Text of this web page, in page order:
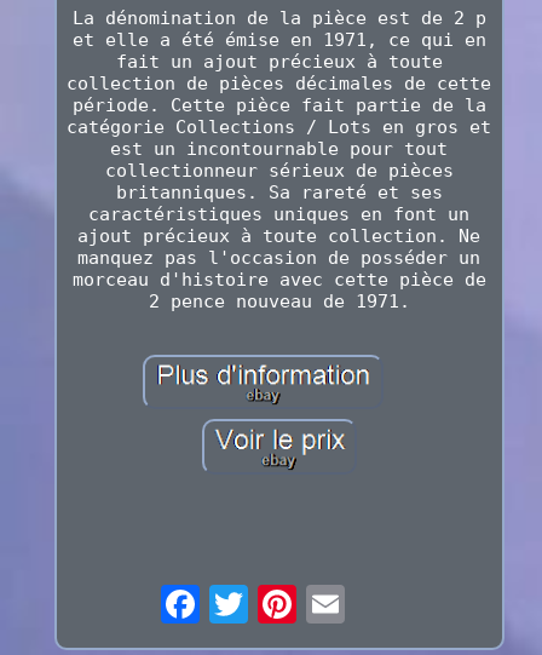
La dénomination de la pièce est de 2 p
et elle a été émise en 1971, ce qui en
fait un ajout précieux à toute
collection de pièces décimales de cette
période. Cette pièce fait partie de la
catégorie Collections / Lots en gros et
est un incontournable pour tout
collectionneur sérieux de pièces
britanniques. Sa rareté et ses
caractéristiques uniques en font un
ajout précieux à toute collection. Ne
manquez pas l'occasion de posséder un
morceau d'histoire avec cette pièce de
2 pence nouveau de 1971.